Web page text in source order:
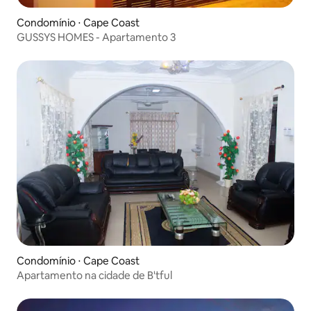
Condomínio ⋅ Cape Coast
GUSSYS HOMES - Apartamento 3
Condomínio ⋅ Cape Coast
Apartamento na cidade de B'tful